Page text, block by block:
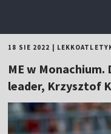
18 SIE 2022
ME w Monachium.
leader, Krzysztof